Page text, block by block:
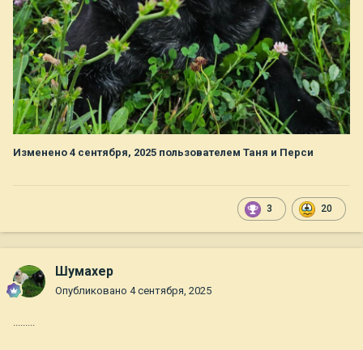
Изменено 4 сентября, 2025 пользователем Таня и Перси
3 20
Шумахер
Опубликовано 4 сентября, 2025
.........